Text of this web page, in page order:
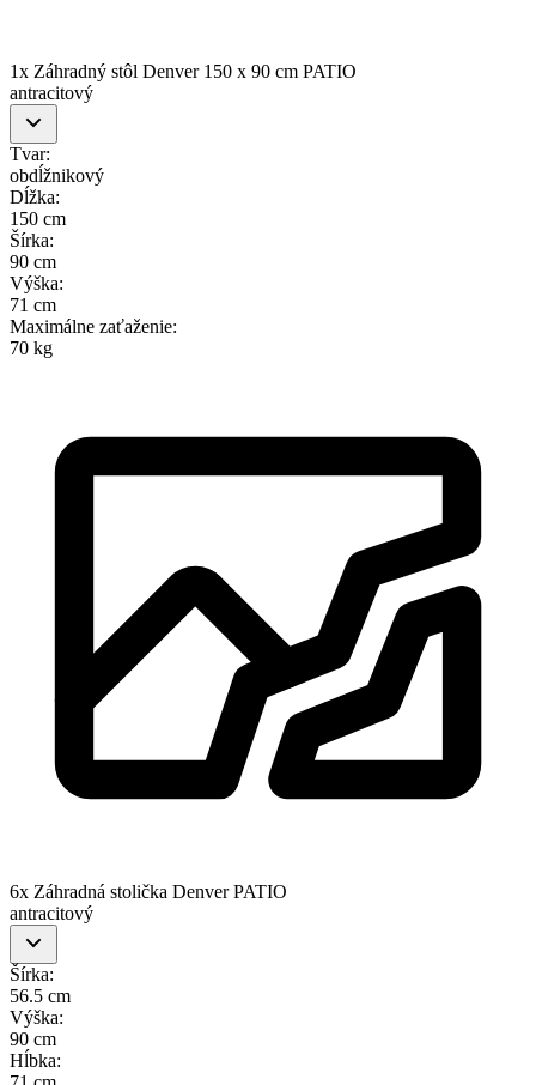
1x Záhradný stôl Denver 150 x 90 cm PATIO
antracitový
Tvar:
obdĺžnikový
Dĺžka:
150 cm
Šírka:
90 cm
Výška:
71 cm
Maximálne zaťaženie:
70 kg
6x Záhradná stolička Denver PATIO
antracitový
Šírka:
56.5 cm
Výška:
90 cm
Hĺbka: